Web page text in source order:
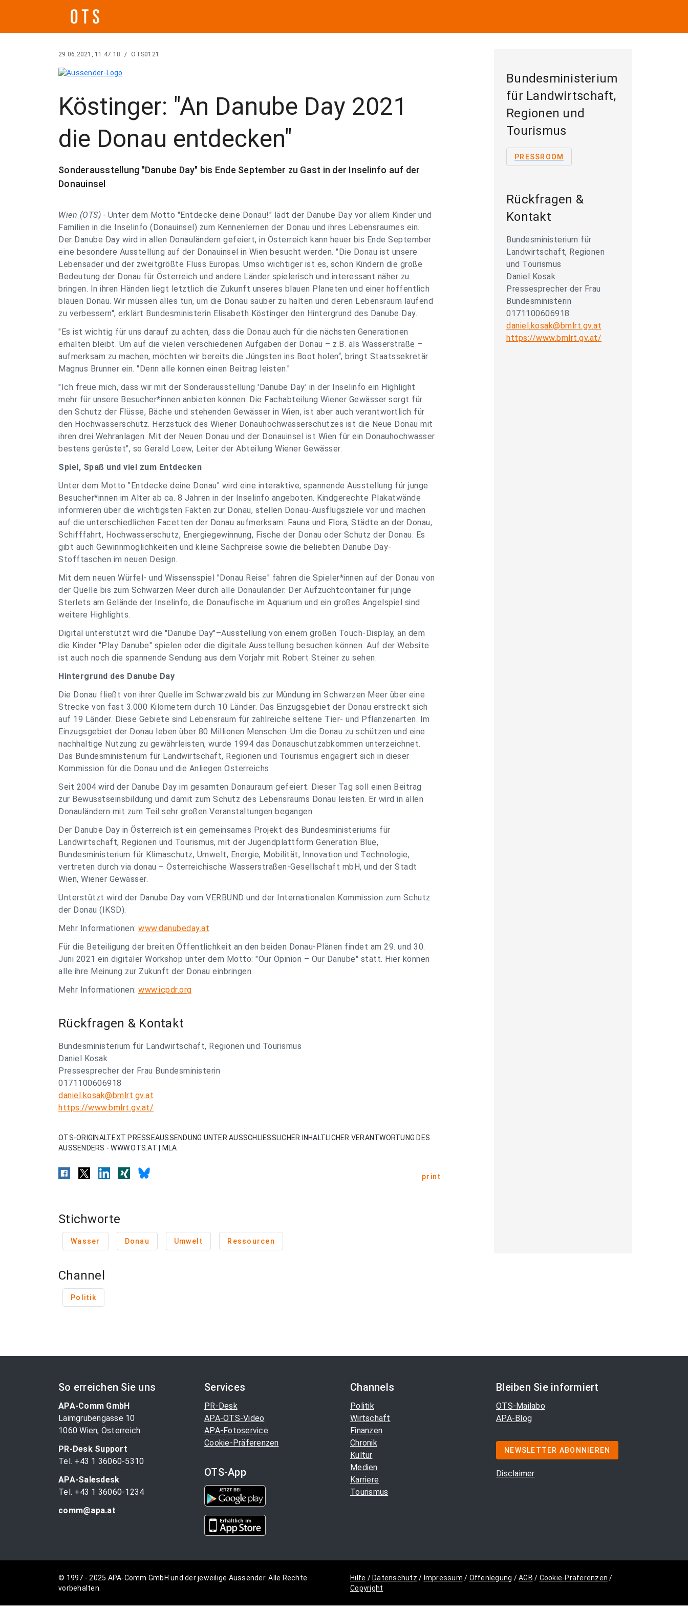
29.06.2021, 11:47:18 / OTS0121
Köstinger: "An Danube Day 2021
die Donau entdecken"
Sonderausstellung "Danube Day" bis Ende September zu Gast in der Inselinfo auf der
Donauinsel
Wien (OTS) - Unter dem Motto "Entdecke deine Donau!" lädt der Danube Day vor allem Kinder und
Familien in die Inselinfo (Donauinsel) zum Kennenlernen der Donau und ihres Lebensraumes ein.
Der Danube Day wird in allen Donauländern gefeiert, in Österreich kann heuer bis Ende September
eine besondere Ausstellung auf der Donauinsel in Wien besucht werden. "Die Donau ist unsere
Lebensader und der zweitgrößte Fluss Europas. Umso wichtiger ist es, schon Kindern die große
Bedeutung der Donau für Österreich und andere Länder spielerisch und interessant näher zu
bringen. In ihren Händen liegt letztlich die Zukunft unseres blauen Planeten und einer hoffentlich
blauen Donau. Wir müssen alles tun, um die Donau sauber zu halten und deren Lebensraum laufend
zu verbessern", erklärt Bundesministerin Elisabeth Köstinger den Hintergrund des Danube Day.
"Es ist wichtig für uns darauf zu achten, dass die Donau auch für die nächsten Generationen
erhalten bleibt. Um auf die vielen verschiedenen Aufgaben der Donau – z.B. als Wasserstraße –
aufmerksam zu machen, möchten wir bereits die Jüngsten ins Boot holen“, bringt Staatssekretär
Magnus Brunner ein. "Denn alle können einen Beitrag leisten."
"Ich freue mich, dass wir mit der Sonderausstellung 'Danube Day' in der Inselinfo ein Highlight
mehr für unsere Besucher*innen anbieten können. Die Fachabteilung Wiener Gewässer sorgt für
den Schutz der Flüsse, Bäche und stehenden Gewässer in Wien, ist aber auch verantwortlich für
den Hochwasserschutz. Herzstück des Wiener Donauhochwasserschutzes ist die Neue Donau mit
ihren drei Wehranlagen. Mit der Neuen Donau und der Donauinsel ist Wien für ein Donauhochwasser
bestens gerüstet", so Gerald Loew, Leiter der Abteilung Wiener Gewässer.
Spiel, Spaß und viel zum Entdecken
Unter dem Motto "Entdecke deine Donau" wird eine interaktive, spannende Ausstellung für junge
Besucher*innen im Alter ab ca. 8 Jahren in der Inselinfo angeboten. Kindgerechte Plakatwände
informieren über die wichtigsten Fakten zur Donau, stellen Donau-Ausflugsziele vor und machen
auf die unterschiedlichen Facetten der Donau aufmerksam: Fauna und Flora, Städte an der Donau,
Schifffahrt, Hochwasserschutz, Energiegewinnung, Fische der Donau oder Schutz der Donau. Es
gibt auch Gewinnmöglichkeiten und kleine Sachpreise sowie die beliebten Danube Day-
Stofftaschen im neuen Design.
Mit dem neuen Würfel- und Wissensspiel "Donau Reise" fahren die Spieler*innen auf der Donau von
der Quelle bis zum Schwarzen Meer durch alle Donauländer. Der Aufzuchtcontainer für junge
Sterlets am Gelände der Inselinfo, die Donaufische im Aquarium und ein großes Angelspiel sind
weitere Highlights.
Digital unterstützt wird die "Danube Day"–Ausstellung von einem großen Touch-Display, an dem
die Kinder "Play Danube" spielen oder die digitale Ausstellung besuchen können. Auf der Website
ist auch noch die spannende Sendung aus dem Vorjahr mit Robert Steiner zu sehen.
Hintergrund des Danube Day
Die Donau fließt von ihrer Quelle im Schwarzwald bis zur Mündung im Schwarzen Meer über eine
Strecke von fast 3.000 Kilometern durch 10 Länder. Das Einzugsgebiet der Donau erstreckt sich
auf 19 Länder. Diese Gebiete sind Lebensraum für zahlreiche seltene Tier- und Pflanzenarten. Im
Einzugsgebiet der Donau leben über 80 Millionen Menschen. Um die Donau zu schützen und eine
nachhaltige Nutzung zu gewährleisten, wurde 1994 das Donauschutzabkommen unterzeichnet.
Das Bundesministerium für Landwirtschaft, Regionen und Tourismus engagiert sich in dieser
Kommission für die Donau und die Anliegen Österreichs.
Seit 2004 wird der Danube Day im gesamten Donauraum gefeiert. Dieser Tag soll einen Beitrag
zur Bewusstseinsbildung und damit zum Schutz des Lebensraums Donau leisten. Er wird in allen
Donauländern mit zum Teil sehr großen Veranstaltungen begangen.
Der Danube Day in Österreich ist ein gemeinsames Projekt des Bundesministeriums für
Landwirtschaft, Regionen und Tourismus, mit der Jugendplattform Generation Blue,
Bundesministerium für Klimaschutz, Umwelt, Energie, Mobilität, Innovation und Technologie,
vertreten durch via donau – Österreichische Wasserstraßen-Gesellschaft mbH, und der Stadt
Wien, Wiener Gewässer.
Unterstützt wird der Danube Day vom VERBUND und der Internationalen Kommission zum Schutz
der Donau (IKSD).
Mehr Informationen: www.danubeday.at
Für die Beteiligung der breiten Öffentlichkeit an den beiden Donau-Plänen findet am 29. und 30.
Juni 2021 ein digitaler Workshop unter dem Motto: "Our Opinion – Our Danube" statt. Hier können
alle ihre Meinung zur Zukunft der Donau einbringen.
Mehr Informationen: www.icpdr.org
Rückfragen & Kontakt
Bundesministerium für Landwirtschaft, Regionen und Tourismus
Daniel Kosak
Pressesprecher der Frau Bundesministerin
0171100606918
daniel.kosak@bmlrt.gv.at
https://www.bmlrt.gv.at/
OTS-ORIGINALTEXT PRESSEAUSSENDUNG UNTER AUSSCHLIESSLICHER INHALTLICHER VERANTWORTUNG DES
AUSSENDERS - WWW.OTS.AT | MLA
print
Stichworte
Wasser Donau Umwelt Ressourcen
Channel
Politik
Bundesministerium
für Landwirtschaft,
Regionen und
Tourismus
PRESSROOM
Rückfragen &
Kontakt
Bundesministerium für
Landwirtschaft, Regionen
und Tourismus
Daniel Kosak
Pressesprecher der Frau
Bundesministerin
0171100606918
daniel.kosak@bmlrt.gv.at
https://www.bmlrt.gv.at/
So erreichen Sie uns
APA-Comm GmbH
Laimgrubengasse 10
1060 Wien, Österreich
PR-Desk Support
Tel. +43 1 36060-5310
APA-Salesdesk
Tel. +43 1 36060-1234
comm@apa.at
Services
PR-Desk
APA-OTS-Video
APA-Fotoservice
Cookie-Präferenzen
OTS-App
Channels
Politik
Wirtschaft
Finanzen
Chronik
Kultur
Medien
Karriere
Tourismus
Bleiben Sie informiert
OTS-Mailabo
APA-Blog
NEWSLETTER ABONNIEREN
Disclaimer
© 1997 - 2025 APA-Comm GmbH und der jeweilige Aussender. Alle Rechte
vorbehalten.
Hilfe / Datenschutz / Impressum / Offenlegung /AGB / Cookie-Präferenzen /
Copyright